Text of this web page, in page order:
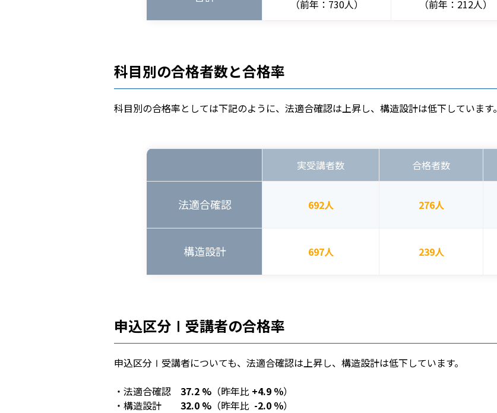
（前年：730人）
（前年：212人）
科目別の合格者数と合格率
科目別の合格率としては下記のように、法適合確認は上昇し、構造設計は低下しています。
実受講者数 合格者数
法適合確認 692人 276人
構造設計 697人 239人
申込区分Ⅰ受講者の合格率
申込区分Ⅰ受講者についても、法適合確認は上昇し、構造設計は低下しています。
・法適合確認 37.2 % （昨年比 +4.9 ％）
・構造設計 32.0 % （昨年比 -2.0 ％）